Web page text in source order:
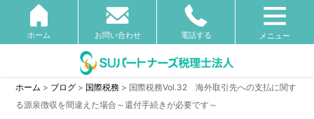
ホーム お問い合わせ 電話する メニュー
ホーム > ブログ > 国際税務 > 国際税務Vol.32 海外取引先への支払に関す
る源泉徴収を間違えた場合～還付手続きが必要です～